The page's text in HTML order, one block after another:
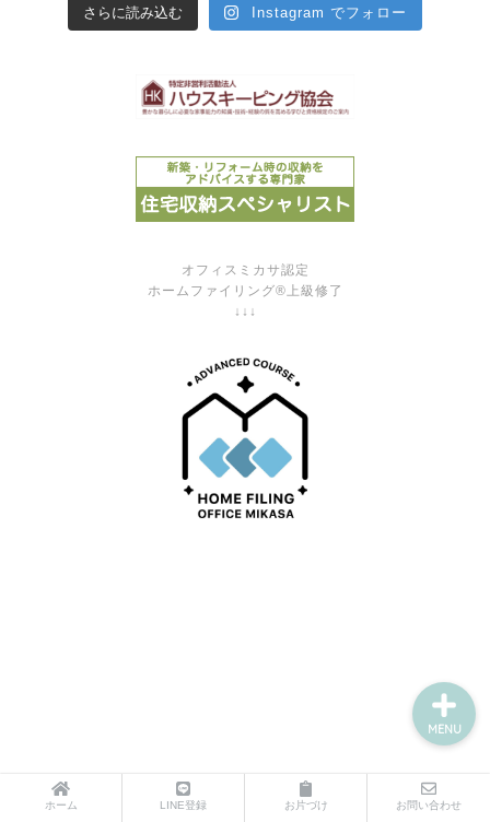
さらに読み込む Instagram でフォロー
オフィスミカサ認定
ホームファイリング®上級修了
↓↓↓
ホーム LINE登録 お片づけ お問い合わせ
MENU
サポートメニュー
講座・セミナーのご案内